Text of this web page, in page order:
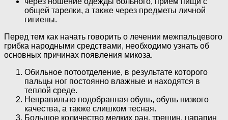
общей тарелки, а также через предметы личной
гигиены.
Перед тем как начать говорить о лечении межпальцевого
грибка народными средствами, необходимо узнать об
основных причинах появления микоза.
Обильное потоотделение, в результате которого
пальцы ног постоянно влажные и находятся в
теплой среде.
Неправильно подобранная обувь, обувь низкого
качества, а также слишком тесная.
Большое количество мелких ран, трещин, царапин